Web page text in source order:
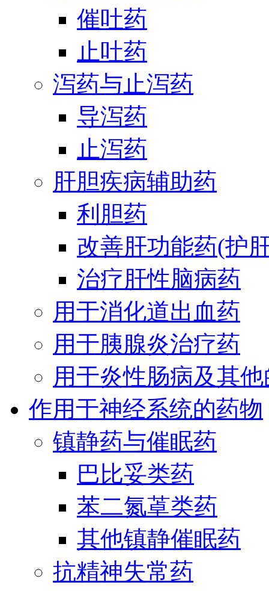
催吐药
止吐药
泻药与止泻药
导泻药
止泻药
肝胆疾病辅助药
利胆药
改善肝功能药(护
治疗肝性脑病药
用于消化道出血药
用于胰腺炎治疗药
用于炎性肠病及其
作用于神经系统的药物
镇静药与催眠药
巴比妥类药
苯二氮䓬类药
其他镇静催眠药
抗精神失常药